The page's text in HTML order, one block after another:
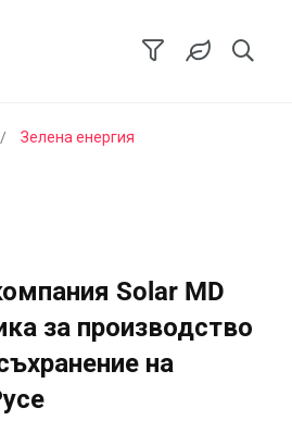
Зелена енергия
Solar MD
за производство
на